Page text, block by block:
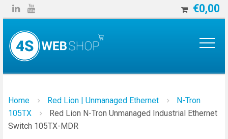
€0,00
 
Home Red Lion | Unmanaged Ethernet
N-Tron
105TX
Red Lion N-Tron Unmanaged Industrial Ethernet
Switch 105TX-MDR